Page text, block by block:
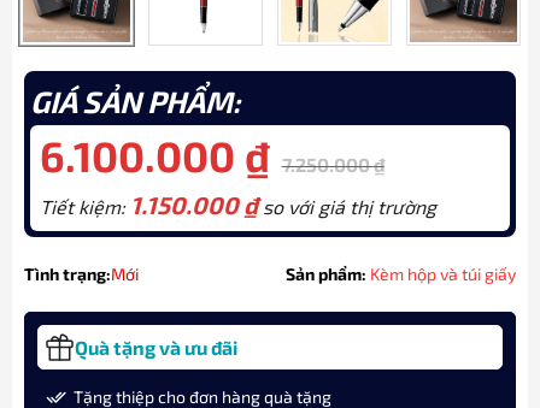
GIÁ SẢN PHẨM:
6.100.000 ₫ 7.250.000₫
Tiết kiệm: 1.150.000₫so với giá thị trường
Tình trạng:Mới Sản phẩm: Kèm hộp và túi giấy
Quà tặng và ưu đãi
Tặng thiệp cho đơn hàng quà tặng